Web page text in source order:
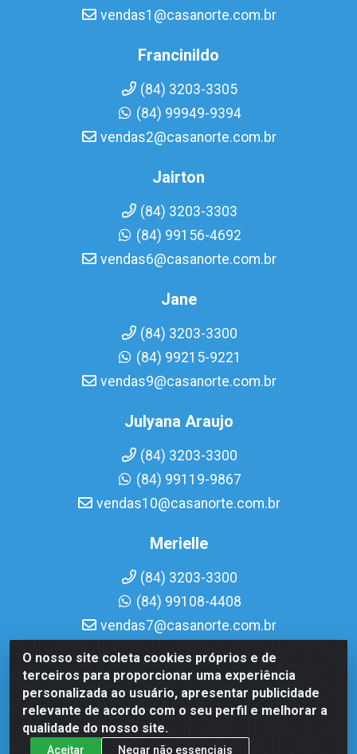
O nosso site coleta cookies próprios e de
terceiros para proporcionar uma experiência
personalizada ao usuário, apresentar publicidade
relevante de acordo com o seu perfil e melhorar a
qualidade do nosso site.
Aceitar Negar não essenciais
vendas1@casanorte.com.br
Francinildo
(84) 3203-3305
(84) 99949-9394
vendas2@casanorte.com.br
Jairton
(84) 3203-3303
(84) 99156-4692
vendas6@casanorte.com.br
Jane
(84) 3203-3300
(84) 99215-9221
vendas9@casanorte.com.br
Julyana Araujo
(84) 3203-3300
(84) 99119-9867
vendas10@casanorte.com.br
Merielle
(84) 3203-3300
(84) 99108-4408
vendas7@casanorte.com.br
Casa Norte LTDA - Av. Interventor Mário Câmara, 1815 -
Dix-Sept Rosado, Natal/RN - CEP 59054-600 - CNPJ
08.713.513/0001-51